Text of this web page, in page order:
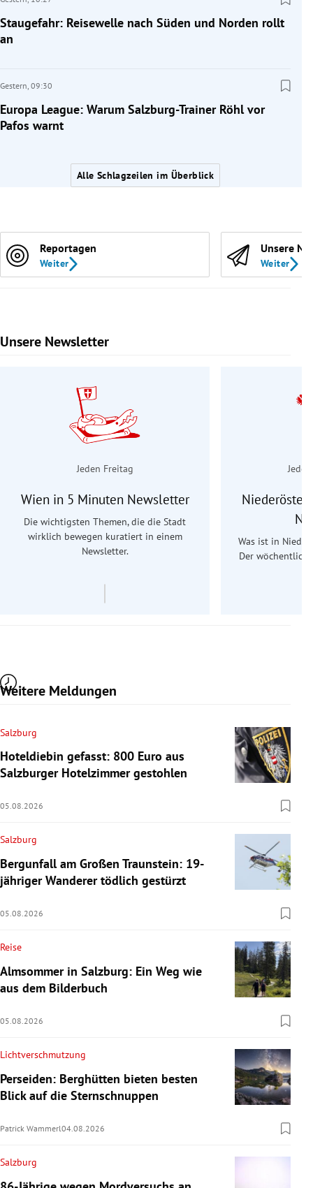
Staugefahr: Reisewelle nach Süden und Norden rollt
an
Gestern, 09:30
Europa League: Warum Salzburg-Trainer Röhl vor
Pafos warnt
Alle Schlagzeilen im Überblick
Reportagen
Weiter
Unsere
Weiter
Unsere Newsletter
Slide 1 von 9
Jeden Freitag
Wien in 5 Minuten Newsletter
Die wichtigsten Themen, die die Stadt
wirklich bewegen kuratiert in einem
Newsletter.
Was ist in
Der
Weitere Meldungen
Salzburg
Hoteldiebin gefasst: 800 Euro aus
Salzburger Hotelzimmer gestohlen
05.08.2026
Salzburg
Bergunfall am Großen Traunstein: 19-
jähriger Wanderer tödlich gestürzt
05.08.2026
Reise
Almsommer in Salzburg: Ein Weg wie
aus dem Bilderbuch
05.08.2026
Lichtverschmutzung
Perseiden: Berghütten bieten besten
Blick auf die Sternschnuppen
Patrick Wammerl04.08.2026
Salzburg